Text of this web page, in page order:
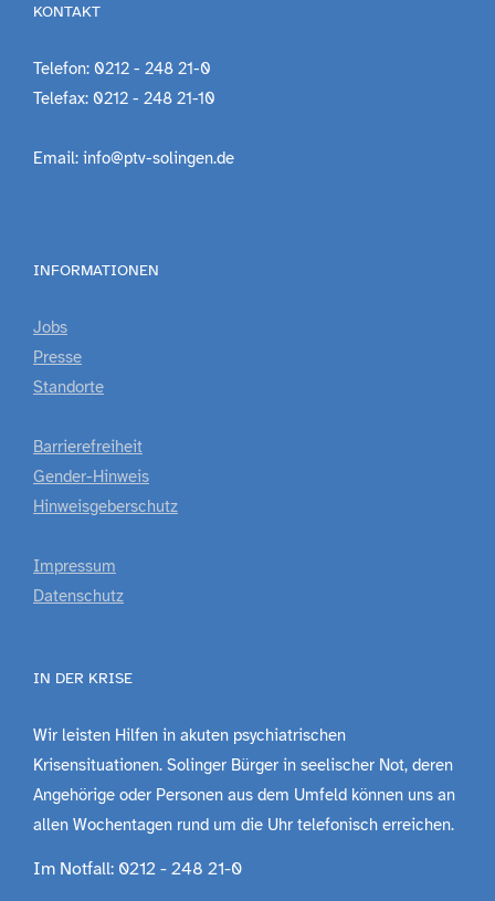
KONTAKT
Telefon: 0212 - 248 21-0
Telefax: 0212 - 248 21-10
Email: info@ptv-solingen.de
INFORMATIONEN
Jobs
Presse
Standorte
Barrierefreiheit
Gender-Hinweis
Hinweisgeberschutz
Impressum
Datenschutz
IN DER KRISE
Wir leisten Hilfen in akuten psychiatrischen
Krisensituationen. Solinger Bürger in seelischer Not, deren
Angehörige oder Personen aus dem Umfeld können uns an
allen Wochentagen rund um die Uhr telefonisch erreichen.
Im Notfall: 0212 - 248 21-0